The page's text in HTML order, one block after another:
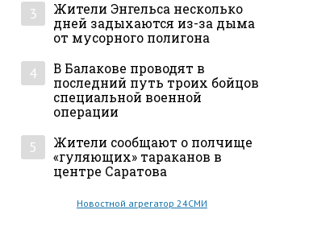
3
Жители Энгельса несколько
дней задыхаются из-за дыма
от мусорного полигона
4
В Балакове проводят в
последний путь троих бойцов
специальной военной
операции
5
Жители сообщают о полчище
«гуляющих» тараканов в
центре Саратова
Новостной агрегатор 24СМИ